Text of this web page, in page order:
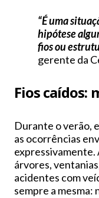
“É uma
hipótese
fios ou
gerente da
Fios caídos:
Durante o verão,
as ocorrências
expressivamente.
árvores,
acidentes com
sempre a mesma: